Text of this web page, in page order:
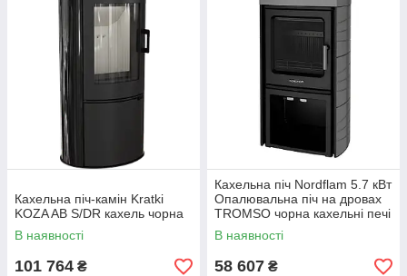
Кахельна піч-камін Kratki
KOZA AB S/DR кахель чорна
В наявності
101 764 ₴
Кахельна піч Nordflam 5.7 кВт
Опалювальна піч на дровах
TROMSO чорна кахельні печі
для опалення будинку
В наявності
58 607 ₴